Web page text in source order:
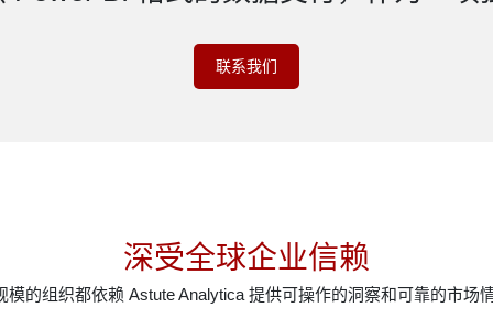
联系我们
深受全球企业信赖
模的组织都依赖 Astute Analytica 提供可操作的洞察和可靠的市场